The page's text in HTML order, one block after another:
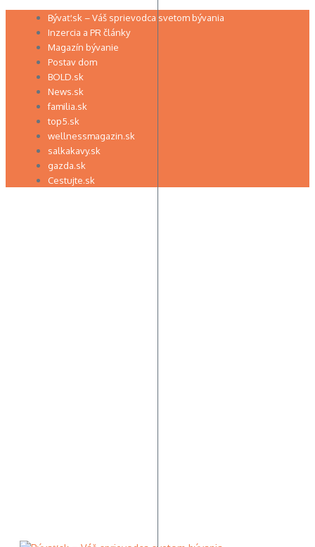
Preskočiť Bývať.sk – Váš sprievodca svetom bývania
Inzercia a PR články
Magazín bývanie
Postav dom
BOLD.sk
News.sk
familia.sk
top5.sk
wellnessmagazin.sk
salkakavy.sk
gazda.sk
Cestujte.sk